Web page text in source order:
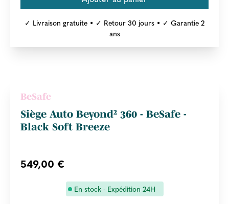
✓ Livraison gratuite • ✓ Retour 30 jours • ✓ Garantie 2
ans
BeSafe
Siège Auto Beyond² 360 - BeSafe -
Black Soft Breeze
549,00 €
En stock - Expédition 24H